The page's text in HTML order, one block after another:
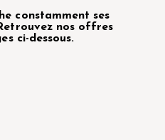
constamment ses
nos offres
ci-dessous.